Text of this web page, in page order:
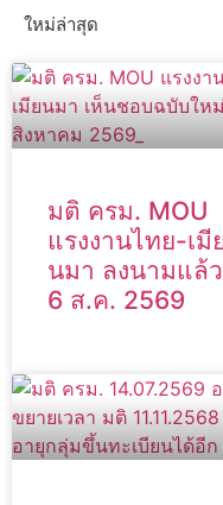
ใหม่ล่าสุด
มติ ครม. MOU
แรงงานไทย-เมี
นมา ลงนามแล้ว
6 ส.ค. 2569